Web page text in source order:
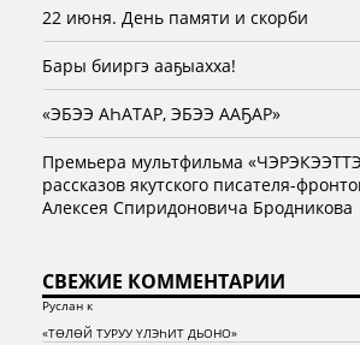
22 июня. День памяти и скорби
Бары бииргэ ааҕыахха!
«ЭБЭЭ АҺАТАР, ЭБЭЭ ААҔАР»
Премьера мультфильма
рассказов якутского писателя-
Алексея Спиридоновича Бродникова
СВЕЖИЕ КОММЕНТАРИИ
Руслан к
«ТӨЛӨЙ ТУРУУ ҮЛЭҺИТ ДЬОНО»